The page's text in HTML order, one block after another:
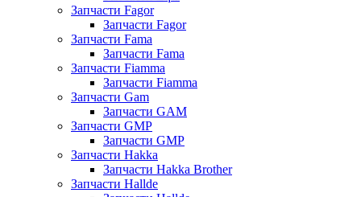
Запчасти Fagor
Запчасти Fagor
Запчасти Fama
Запчасти Fama
Запчасти Fiamma
Запчасти Fiamma
Запчасти Gam
Запчасти GAM
Запчасти GMP
Запчасти GMP
Запчасти Hakka
Запчасти Hakka Brother
Запчасти Hallde